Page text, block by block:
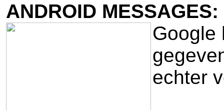
ANDROID
Google
echter